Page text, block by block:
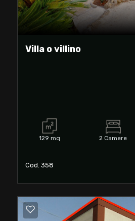
Villa o villino
129 mq 2 Camere
Cod. 358